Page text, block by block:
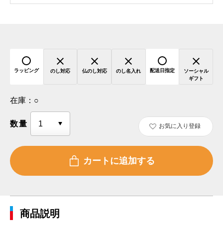
ラッピング のし対応 仏のし対応 のし名入れ 配送日指定
ソーシャル
ギフト
在庫： ○
数量 お気に入り登録
商品説明